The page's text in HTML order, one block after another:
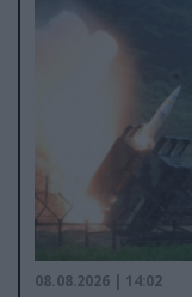
08.08.2026 | 14:02